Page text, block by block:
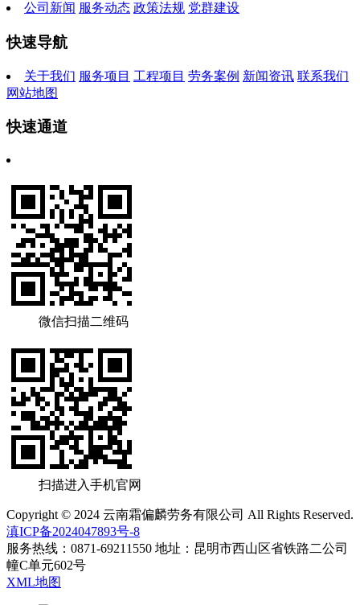
公司新闻 服务动态 政策法规 党群建设
快速导航
关于我们 服务项目 工程项目 劳务案例 新闻资讯 联系我们
网站地图
快速通道
微信扫描二维码
扫描进入手机官网
Copyright © 2024 云南霜偏麟劳务有限公司 All Rights Reserved.
滇ICP备2024047893号-8
服务热线：0871-69211550 地址：昆明市西山区省铁路二公司
幢C单元602号
XML地图